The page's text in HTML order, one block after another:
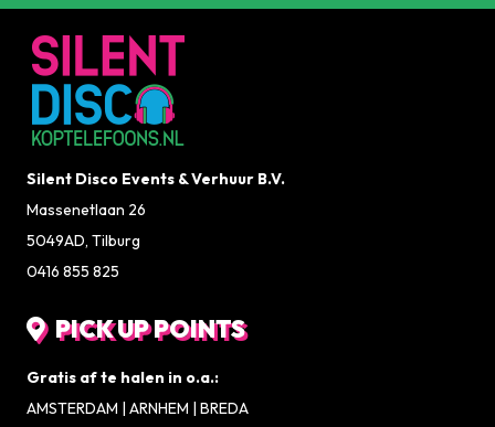
Silent Disco Events & Verhuur B.V.
Massenetlaan 26
5049AD, Tilburg
0416 855 825
PICK UP POINTS
Gratis af te halen in o.a.:
AMSTERDAM | ARNHEM | BREDA